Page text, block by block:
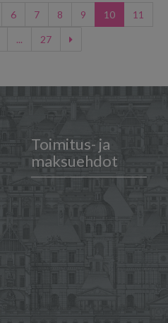
6 7 8 9 10 11
... 27
Toimitus- ja
maksuehdot